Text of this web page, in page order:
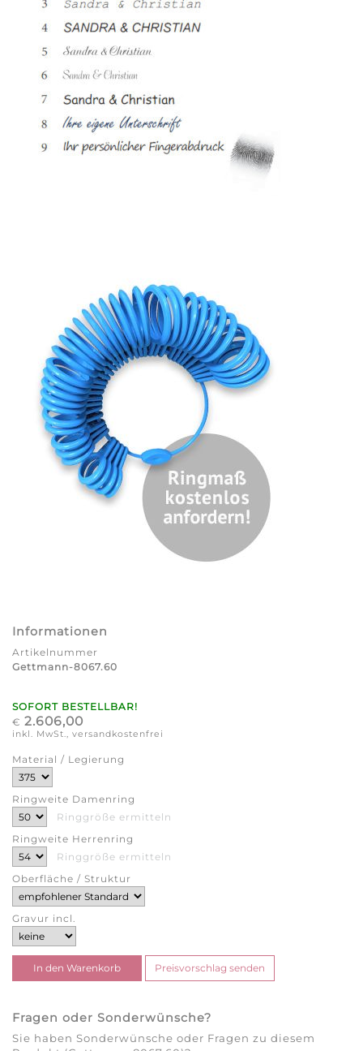
Informationen
Artikelnummer
Gettmann-8067.60
SOFORT BESTELLBAR!
€ 2.606,00
inkl. MwSt., versandkostenfrei
Material / Legierung
Ringweite Damenring
Ringgröße ermitteln
Ringweite Herrenring
Ringgröße ermitteln
Oberfläche / Struktur
Gravur incl.
Fragen oder Sonderwünsche?
Sie haben Sonderwünsche oder Fragen zu diesem